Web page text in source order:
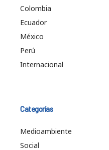
Colombia
Ecuador
México
Perú
Internacional
Categorías
Medioambiente
Social